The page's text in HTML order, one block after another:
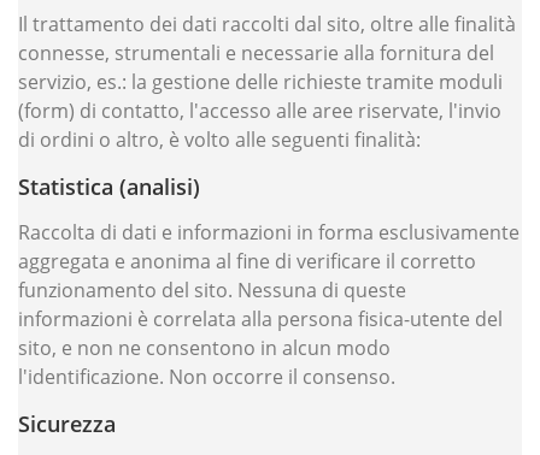
Il trattamento dei dati raccolti dal sito, oltre alle finalità
connesse, strumentali e necessarie alla fornitura del
servizio, es.: la gestione delle richieste tramite moduli
(form) di contatto, l'accesso alle aree riservate, l'invio
di ordini o altro, è volto alle seguenti finalità:
Statistica (analisi)
Raccolta di dati e informazioni in forma esclusivamente
aggregata e anonima al fine di verificare il corretto
funzionamento del sito. Nessuna di queste
informazioni è correlata alla persona fisica-utente del
sito, e non ne consentono in alcun modo
l'identificazione. Non occorre il consenso.
Sicurezza